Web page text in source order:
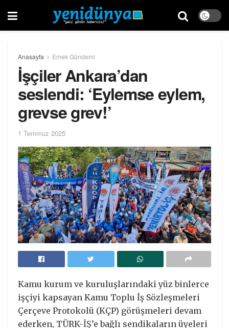
Anasayfa Emek Gündemi
İşçiler Ankara’dan
seslendi: ‘Eylemse eylem,
grevse grev!’
1 Temmuz 2025
Kamu kurum ve kuruluşlarındaki yüz binlerce
işçiyi kapsayan Kamu Toplu İş Sözleşmeleri
Çerçeve Protokolü (KÇP) görüşmeleri devam
ederken, TÜRK-İŞ’e bağlı sendikaların üyeleri